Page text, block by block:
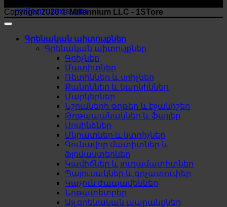
millenniums.am
Copyright 2026 ©Millennium LLC - 1STore
Գրենական պիտույքներ
Գրենական պիտույքներ
Գրիչներ
Մատիտներ
Ռետիններ և սրիչներ
Քանոններ և կարկիններ
Մարկերներ
Նշումների թղթեր և էջանիշեր
Թղթապանակներ և ֆայլեր
Սոսինձներ
Մկրատներ և կտրիչներ
Գունավոր մատիտներ և
ֆլոմաստերներ
Կավիճներ և յուղամատիտներ
Պայուսակներ և գրչատուփեր
Կպչուն ժապավեններ
Նոթատետրեր
Այլ գրենական ապրանքներ